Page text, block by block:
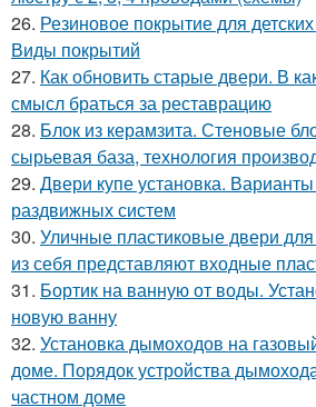
26. Резиновое покрытие для
Виды покрытий
27. Как обновить старые двери. В
смысл браться за реставрацию
28. Блок из керамзита. Стеновые
сырьевая база, технология
29. Двери купе установка.
раздвижных систем
30. Уличные пластиковые двери
из себя представляют входные
31. Бортик на ванную от воды.
новую ванну
32. Установка дымоходов на
доме. Порядок устройства
частном доме